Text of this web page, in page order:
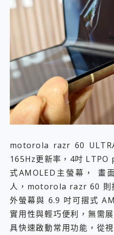
motorola razr 60
165Hz更新率，4吋 LTPO
式AMOLED主螢幕， 畫
人，motorola razr 60 則
外螢幕與 6.9 吋可摺式
實用性與輕巧便利，無需
具快速啟動常用功能，從